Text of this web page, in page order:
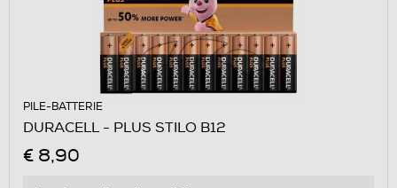
PILE-BATTERIE
DURACELL - PLUS STILO B12
€ 8,90